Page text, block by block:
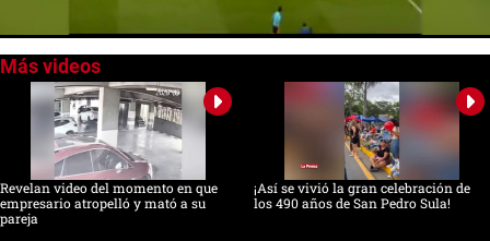
seconds
seconds
Revelan video del momento en que
empresario atropelló y mató a su
pareja
¡Así se vivió la gran celebración de
los 490 años de San Pedro Sula!